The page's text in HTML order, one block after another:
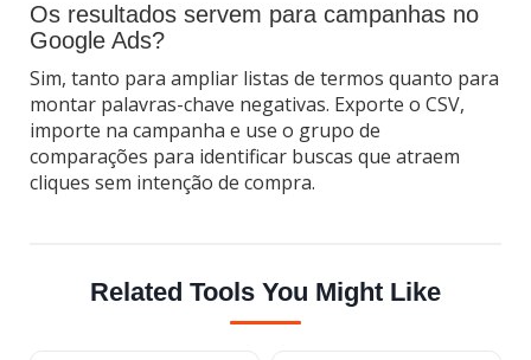
Os resultados servem para campanhas no
Google Ads?
Sim, tanto para ampliar listas de termos quanto para
montar palavras-chave negativas. Exporte o CSV,
importe na campanha e use o grupo de
comparações para identificar buscas que atraem
cliques sem intenção de compra.
Related Tools You Might Like